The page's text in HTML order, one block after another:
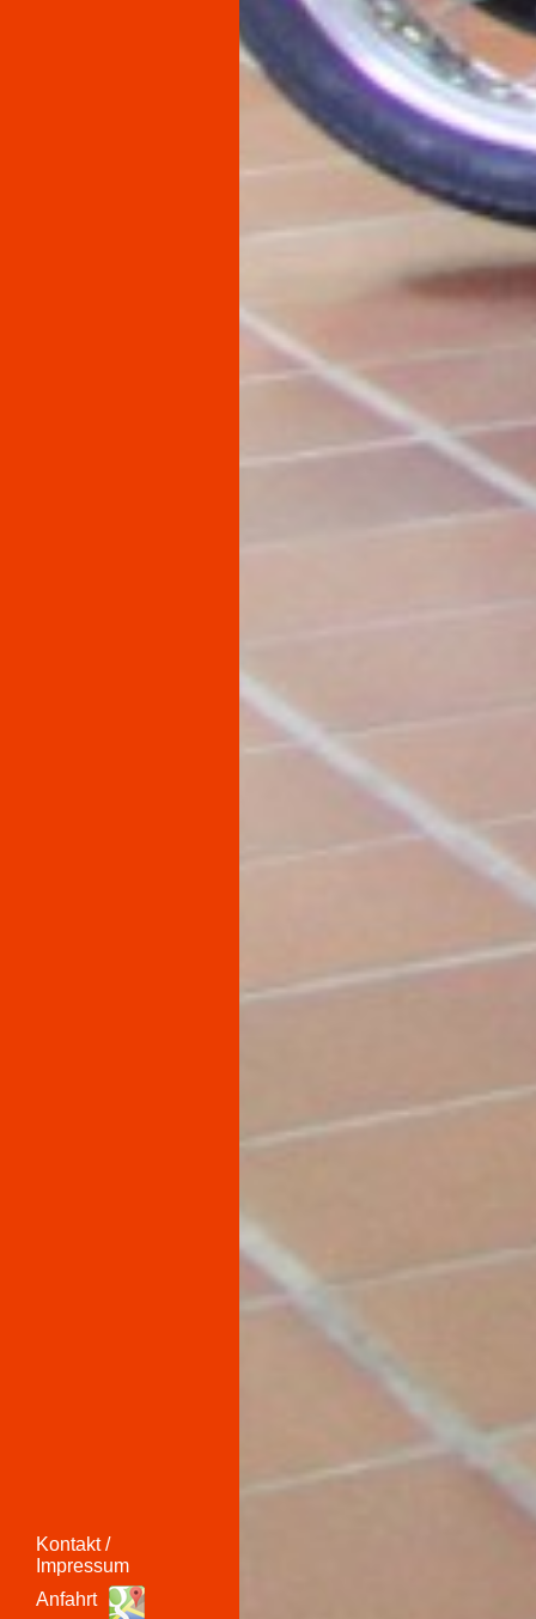
Kontakt /
Impressum
Anfahrt